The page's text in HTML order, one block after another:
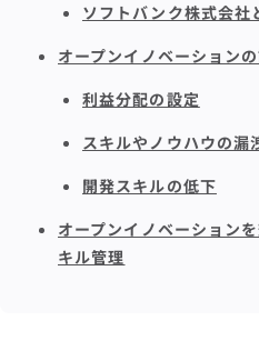
ソフトバンク株式会社
オープンイノベーション
利益分配の設定
スキルやノウハウの漏
開発スキルの低下
オープンイノベーション
キル管理